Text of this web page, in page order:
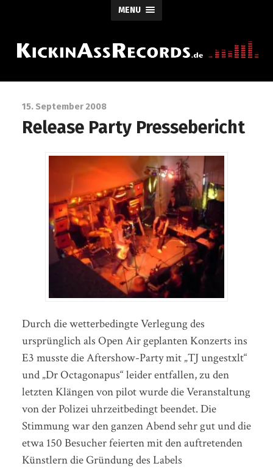
MENU
15. September 2008
Release Party Pressebericht
Durch die wetterbedingte Verlegung des
ursprünglich als Open Air geplanten Konzerts ins
E3 musste die Aftershow-Party mit „TJ ungestxlt“
und „Dr Octagonapus“ leider entfallen, zu den
letzten Klängen von pilot wurde die Veranstaltung
von der Polizei uhrzeitbedingt beendet. Die
Stimmung war den ganzen Abend sehr gut und die
etwa 150 Besucher feierten mit den auftretenden
Künstlern die Gründung des Labels